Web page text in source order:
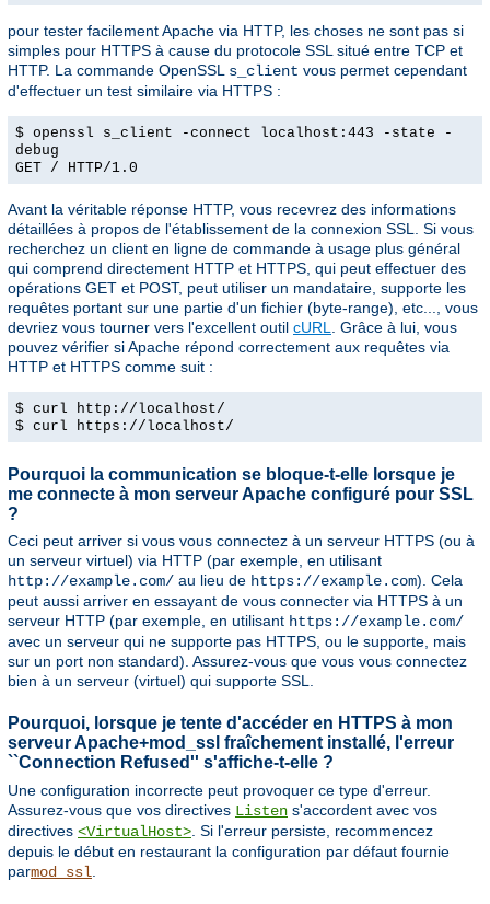
pour tester facilement Apache via HTTP, les choses ne sont pas si
simples pour HTTPS à cause du protocole SSL situé entre TCP et
HTTP. La commande OpenSSL s_client vous permet cependant
d'effectuer un test similaire via HTTPS :
$ openssl s_client -connect localhost:443 -state -
debug
GET / HTTP/1.0
Avant la véritable réponse HTTP, vous recevrez des informations
détaillées à propos de l'établissement de la connexion SSL. Si vous
recherchez un client en ligne de commande à usage plus général
qui comprend directement HTTP et HTTPS, qui peut effectuer des
opérations GET et POST, peut utiliser un mandataire, supporte les
requêtes portant sur une partie d'un fichier (byte-range), etc..., vous
devriez vous tourner vers l'excellent outil cURL. Grâce à lui, vous
pouvez vérifier si Apache répond correctement aux requêtes via
HTTP et HTTPS comme suit :
$ curl http://localhost/
$ curl https://localhost/
Pourquoi la communication se bloque-t-elle lorsque je
me connecte à mon serveur Apache configuré pour SSL
?
Ceci peut arriver si vous vous connectez à un serveur HTTPS (ou à
un serveur virtuel) via HTTP (par exemple, en utilisant
http://example.com/ au lieu de https://example.com). Cela
peut aussi arriver en essayant de vous connecter via HTTPS à un
serveur HTTP (par exemple, en utilisant https://example.com/
avec un serveur qui ne supporte pas HTTPS, ou le supporte, mais
sur un port non standard). Assurez-vous que vous vous connectez
bien à un serveur (virtuel) qui supporte SSL.
Pourquoi, lorsque je tente d'accéder en HTTPS à mon
serveur Apache+mod_ssl fraîchement installé, l'erreur
``Connection Refused'' s'affiche-t-elle ?
Une configuration incorrecte peut provoquer ce type d'erreur.
Assurez-vous que vos directives Listen s'accordent avec vos
directives <VirtualHost> . Si l'erreur persiste, recommencez
depuis le début en restaurant la configuration par défaut fournie
parmod_ssl